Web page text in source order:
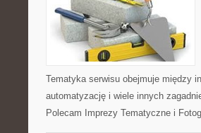
Tematyka serwisu obejmuje między
automatyzację i wiele innych
Polecam Imprezy Tematyczne i